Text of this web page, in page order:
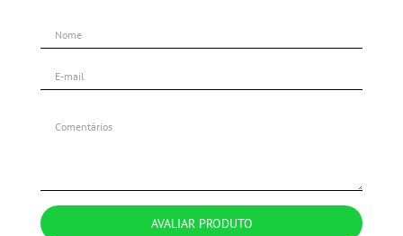
AVALIAR PRODUTO